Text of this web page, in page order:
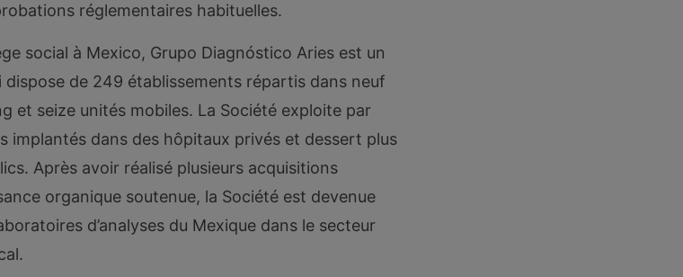
réglementaires habituelles.
social à Mexico, Grupo Diagnóstico Aries est un
de 249 établissements répartis dans neuf
et seize unités mobiles. La Société exploite par
implantés dans des hôpitaux privés et dessert plus
Après avoir réalisé plusieurs acquisitions
organique soutenue, la Société est devenue
d’analyses du Mexique dans le secteur